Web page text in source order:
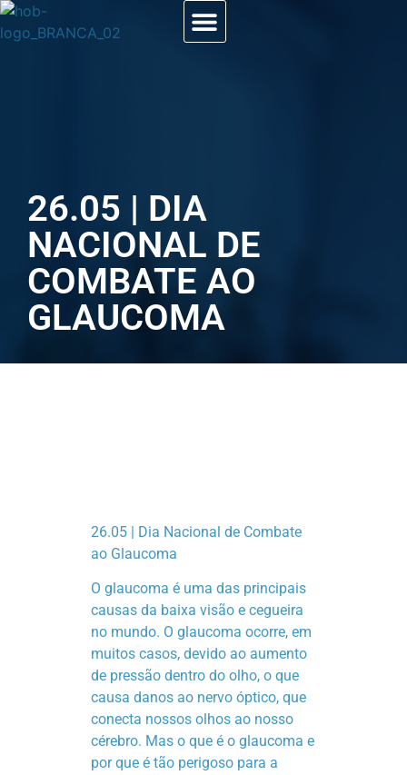
26.05 | DIA
NACIONAL DE
COMBATE AO
GLAUCOMA
26.05 | Dia Nacional de Combate
ao Glaucoma
O glaucoma é uma das principais
causas da baixa visão e cegueira
no mundo. O glaucoma ocorre, em
muitos casos, devido ao aumento
de pressão dentro do olho, o que
causa danos ao nervo óptico, que
conecta nossos olhos ao nosso
cérebro. Mas o que é o glaucoma e
por que é tão perigoso para a